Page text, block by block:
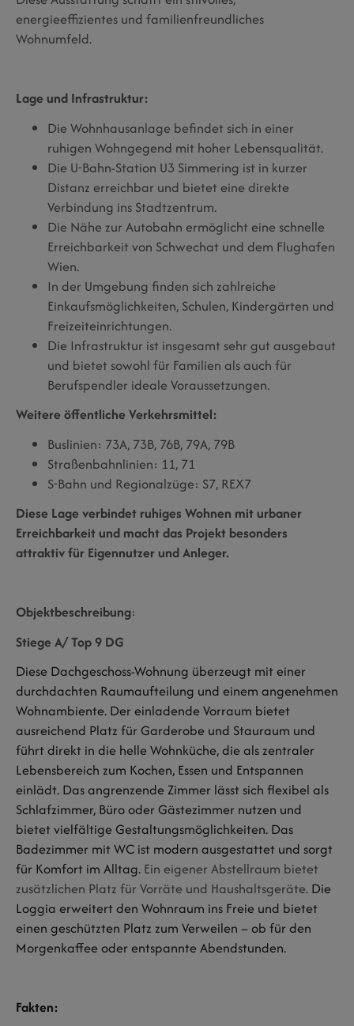
energieeffizientes und familienfreundliches
Wohnumfeld.
Lage und Infrastruktur:
Die Wohnhausanlage befindet sich in einer
ruhigen Wohngegend mit hoher Lebensqualität.
Die U-Bahn-Station U3 Simmering ist in kurzer
Distanz erreichbar und bietet eine direkte
Verbindung ins Stadtzentrum.
Die Nähe zur Autobahn ermöglicht eine schnelle
Erreichbarkeit von Schwechat und dem Flughafen
Wien.
In der Umgebung finden sich zahlreiche
Einkaufsmöglichkeiten, Schulen, Kindergärten und
Freizeiteinrichtungen.
Die Infrastruktur ist insgesamt sehr gut ausgebaut
und bietet sowohl für Familien als auch für
Berufspendler ideale Voraussetzungen.
Weitere öffentliche Verkehrsmittel:
Buslinien: 73A, 73B, 76B, 79A, 79B
Straßenbahnlinien: 11, 71
S-Bahn und Regionalzüge: S7, REX7
Diese Lage verbindet ruhiges Wohnen mit urbaner
Erreichbarkeit und macht das Projekt besonders
attraktiv für Eigennutzer und Anleger.
Objektbeschreibung:
Stiege A/ Top 9 DG
Diese Dachgeschoss-Wohnung überzeugt mit einer
durchdachten Raumaufteilung und einem angenehmen
Wohnambiente. Der einladende Vorraum bietet
ausreichend Platz für Garderobe und Stauraum und
führt direkt in die helle Wohnküche, die als zentraler
Lebensbereich zum Kochen, Essen und Entspannen
einlädt. Das angrenzende Zimmer lässt sich flexibel als
Schlafzimmer, Büro oder Gästezimmer nutzen und
bietet vielfältige Gestaltungsmöglichkeiten. Das
Badezimmer mit WC ist modern ausgestattet und sorgt
für Komfort im Alltag. Ein eigener Abstellraum bietet
zusätzlichen Platz für Vorräte und Haushaltsgeräte. Die
Loggia erweitert den Wohnraum ins Freie und bietet
einen geschützten Platz zum Verweilen – ob für den
Morgenkaffee oder entspannte Abendstunden.
Fakten: